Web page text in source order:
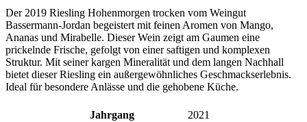
Der 2019 Riesling Hohenmorgen trocken vom Weingut
Bassermann-Jordan begeistert mit feinen Aromen von Mango,
Ananas und Mirabelle. Dieser Wein zeigt am Gaumen eine
prickelnde Frische, gefolgt von einer saftigen und komplexen
Struktur. Mit seiner kargen Mineralität und dem langen Nachhall
bietet dieser Riesling ein außergewöhnliches Geschmackserlebnis.
Ideal für besondere Anlässe und die gehobene Küche.
Jahrgang 2021